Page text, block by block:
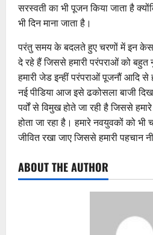
सरस्वती का भी पूजन किया जाता है
भी दिन माना जाता है।
परंतु समय के बदलते हुए चरणों में इन केस
दे रहे हैं जिससे हमारी परंपराओं को बहुत
हमारी जेड इन्हीं परंपराओं पूजनौं आदि
नई पीडिया आज इसे ढकोसला बाजी
पर्वों से विमुख होते जा रही है जिससे
होता जा रहा है। हमारे नवयुवकों को भी
जीवित रखा जाए जिससे हमारी पहचान
ABOUT THE AUTHOR